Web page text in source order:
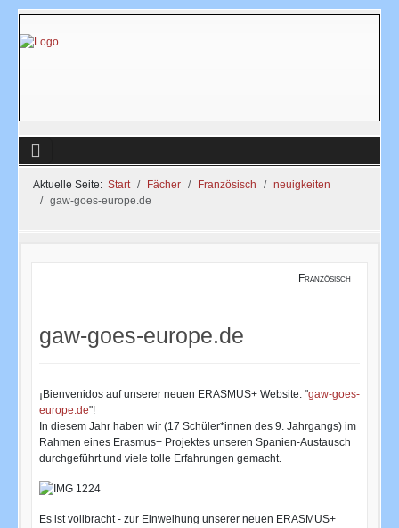
Aktuelle Seite: Start Fächer Französisch
neuigkeiten
gaw-goes-europe.de
Französisch
gaw-goes-europe.de
¡Bienvenidos auf unserer neuen ERASMUS+ Website: "gaw-goes-
europe.de"!
In diesem Jahr haben wir (17 Schüler*innen des 9. Jahrgangs) im
Rahmen eines Erasmus+ Projektes unseren Spanien-Austausch
durchgeführt und viele tolle Erfahrungen gemacht.
Es ist vollbracht - zur Einweihung unserer neuen ERASMUS+